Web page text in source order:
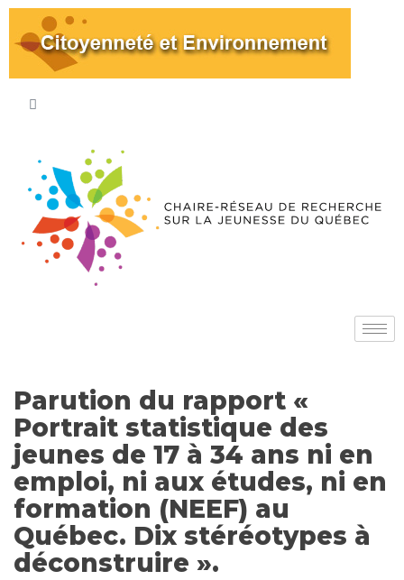
Parution du rapport «
Portrait statistique des
jeunes de 17 à 34 ans ni en
emploi, ni aux études, ni en
formation (NEEF) au
Québec. Dix stéréotypes à
déconstruire ».